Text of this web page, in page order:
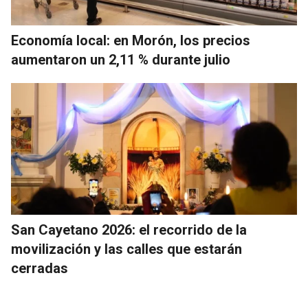
Economía local: en Morón, los precios
aumentaron un 2,11 % durante julio
San Cayetano 2026: el recorrido de la
movilización y las calles que estarán
cerradas